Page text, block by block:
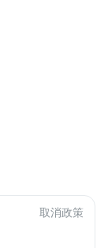
取消政策